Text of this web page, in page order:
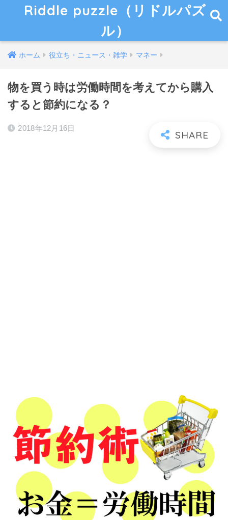
Riddle puzzle（リドルパズ
ル）
ホーム 役立ち・ニュース・雑学 マネー
物を買う時は労働時間を考えてから購入
すると節約になる？
2018年12月16日